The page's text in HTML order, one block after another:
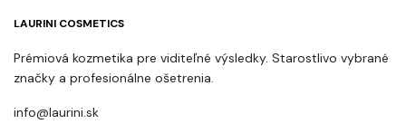
LAURINI COSMETICS
Prémiová kozmetika pre viditeľné výsledky. Starostlivo vybrané
značky a profesionálne ošetrenia.
info@laurini.sk